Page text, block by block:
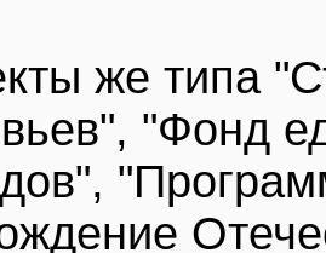
же типа
"Фонд